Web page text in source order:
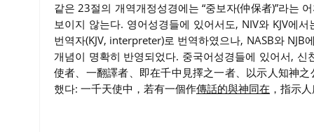
같은 23절의 개역개정성경에는 “중보자(仲保者)”라는
보이지 않는다. 영어성경들에 있어서도, NIV와 KJV에
번역자(KJV, interpreter)로 번역하였으나, NASB와
개념이 명확히 반영되었다. 중국어성경들에 있어서,
使者、一翻譯者、即在千中見擇之一者、以示人知神
했다: 一千天使中，若有一個作傳話的與神同在 ，指示